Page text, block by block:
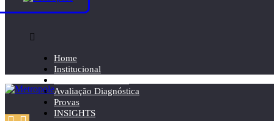
Home
Institucional
Avaliação Diagnóstica
Provas
INSIGHTS